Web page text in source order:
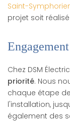
Saint-
projet soit
Chez DSM
priorité. Nous
chaque étape
l'installation,
également des